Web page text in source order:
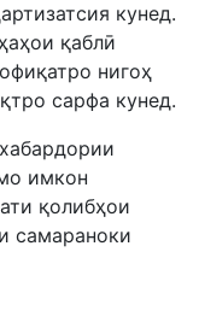
кунед.
қаблӣ
нигоҳ
сарфа кунед.
имкон
қолибҳои
самараноки